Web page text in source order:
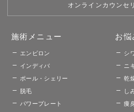
オンラインカウンセ
施術メニュー​
エンビロン
インディバ
ポール・シェリー
脱毛
パワープレート
お悩
シ
ニ
乾
し
痩